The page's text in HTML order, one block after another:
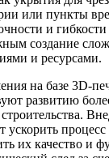
или пункты
и
создание
и ресурсами.
на базе 3D-
развитию
ускорить
их качество и